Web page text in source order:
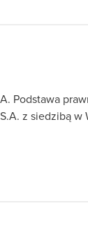
Podstawa
z siedzibą w